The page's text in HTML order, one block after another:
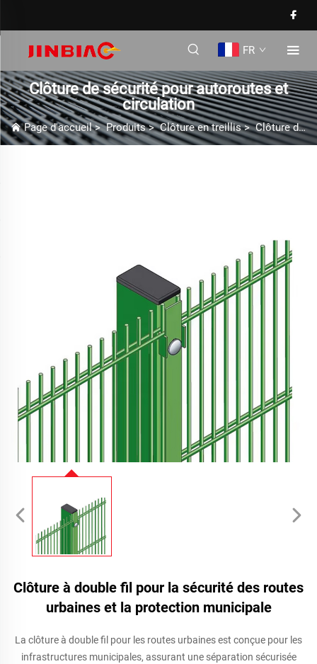
FR
Clôture de sécurité pour autoroutes et
circulation
Page d'accueil>Produits>Clôture en treillis>Clôture de sécurité pour autoroutes et circulation
Clôture à double fil pour la sécurité des routes
urbaines et la protection municipale
La clôture à double fil pour les routes urbaines est conçue pour les
infrastructures municipales, assurant une séparation sécurisée